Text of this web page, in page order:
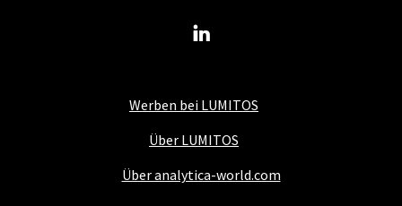
Werben bei LUMITOS
Über LUMITOS
Über analytica-world.com